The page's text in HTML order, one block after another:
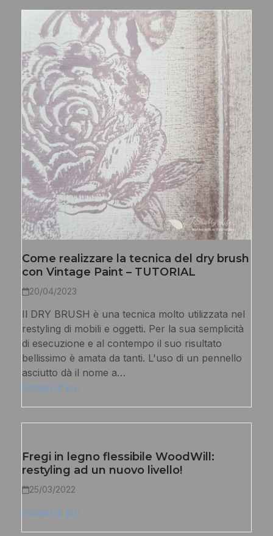
Come realizzare la tecnica del dry brush
con Vintage Paint – TUTORIAL
20/04/2023
Il DRY BRUSH è una tecnica molto utilizzata nel
restyling di mobili e oggetti. Per la sua semplicità
di esecuzione e al contempo il suo risultato
bellissimo è amata da tanti. L'uso di un pennello
asciutto dà il nome a…
Scopri di più
Fregi in legno flessibile WoodWill:
restyling ad un nuovo livello!
25/03/2022
Scopri di più